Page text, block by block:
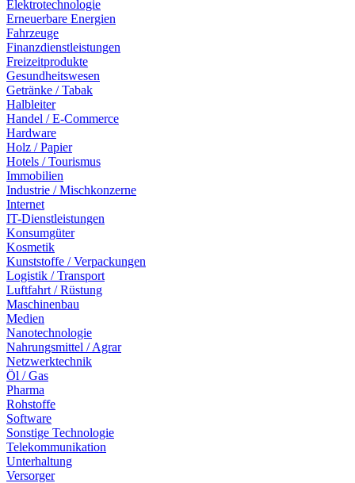
Elektrotechnologie
Erneuerbare Energien
Fahrzeuge
Finanzdienstleistungen
Freizeitprodukte
Gesundheitswesen
Getränke / Tabak
Halbleiter
Handel / E-Commerce
Hardware
Holz / Papier
Hotels / Tourismus
Immobilien
Industrie / Mischkonzerne
Internet
IT-Dienstleistungen
Konsumgüter
Kosmetik
Kunststoffe / Verpackungen
Logistik / Transport
Luftfahrt / Rüstung
Maschinenbau
Medien
Nanotechnologie
Nahrungsmittel / Agrar
Netzwerktechnik
Öl / Gas
Pharma
Rohstoffe
Software
Sonstige Technologie
Telekommunikation
Unterhaltung
Versorger